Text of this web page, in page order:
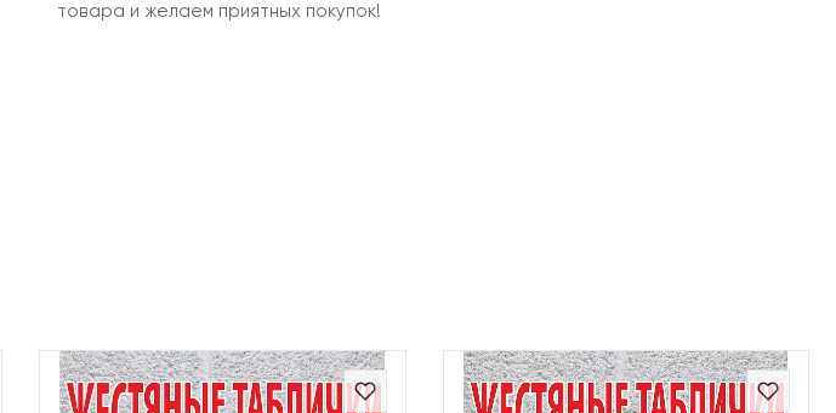
товара и желаем приятных покупок!